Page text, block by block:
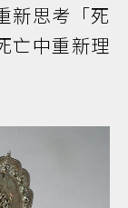
新思考「死
亡中重新理